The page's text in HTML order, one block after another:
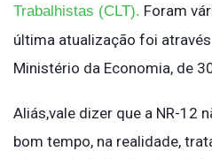
Trabalhistas (CLT). Foram
última atualização foi
Ministério da Economia, de
Aliás,vale dizer que a NR-12
bom tempo, na realidade,